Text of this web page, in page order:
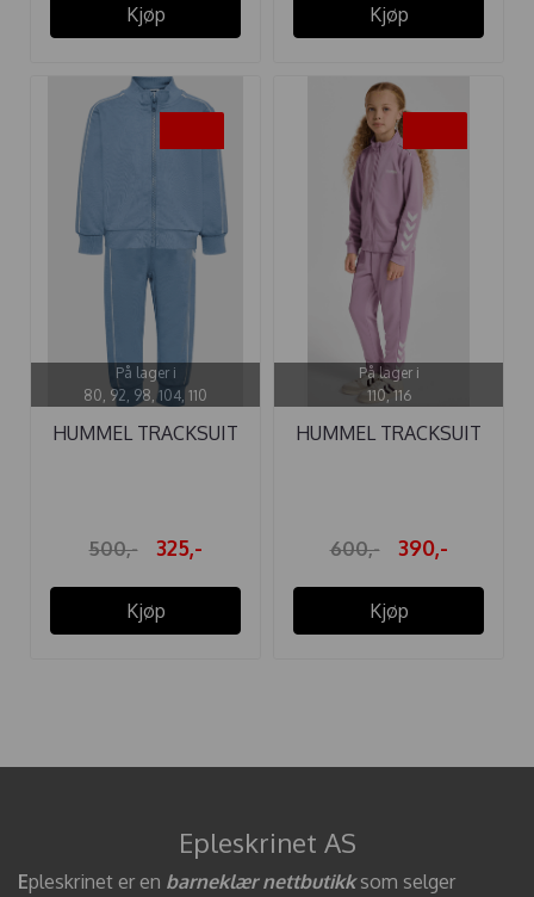
Kjøp Kjøp
På lager i
80, 92, 98, 104, 110
HUMMEL TRACKSUIT
500,- 325,-
Kjøp
På lager i
110, 116
HUMMEL TRACKSUIT
600,- 390,-
Kjøp
Epleskrinet AS
Epleskrinet er en barneklær nettbutikksom selger